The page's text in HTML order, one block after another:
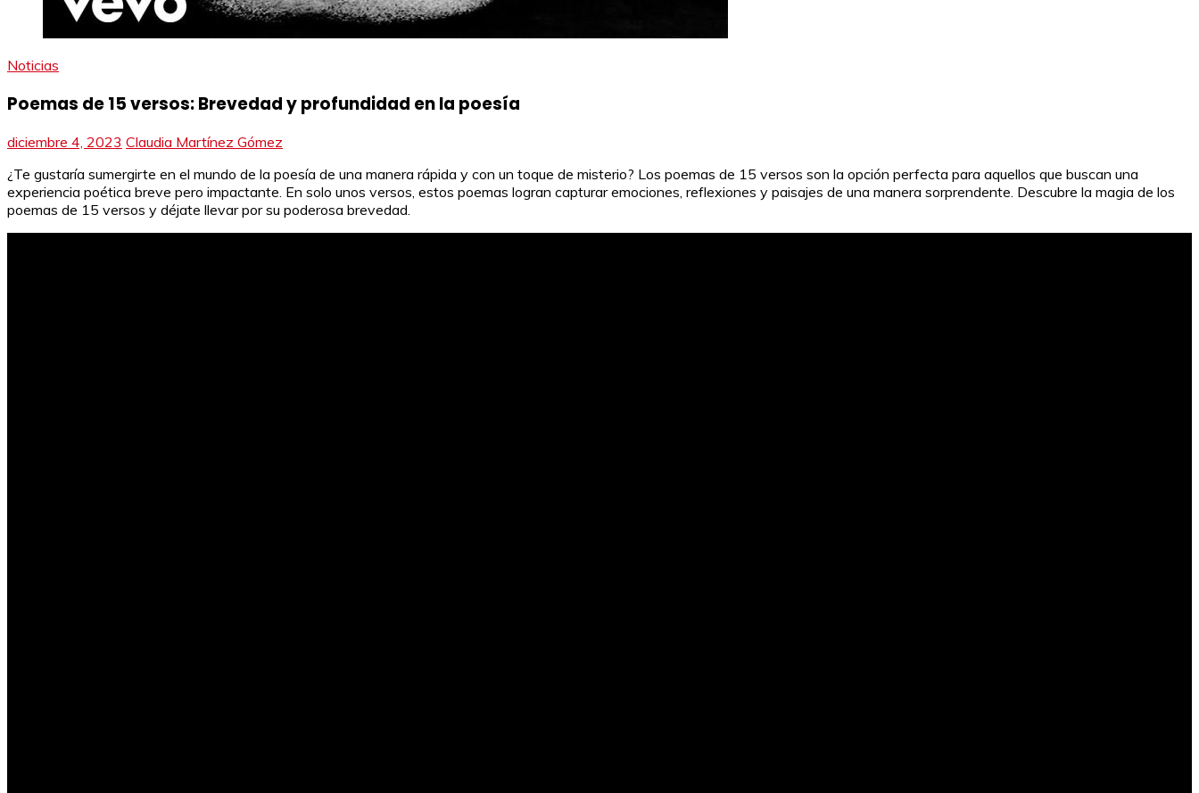
Noticias
Poemas de 15 versos: Brevedad y profundidad en la poesía
diciembre 4, 2023 Claudia Martínez Gómez
¿Te gustaría sumergirte en el mundo de la poesía de una manera rápida y con un toque de misterio? Los poemas de 15 versos son la opción perfecta para aquellos que buscan una
experiencia poética breve pero impactante. En solo unos versos, estos poemas logran capturar emociones, reflexiones y paisajes de una manera sorprendente. Descubre la magia de los
poemas de 15 versos y déjate llevar por su poderosa brevedad.